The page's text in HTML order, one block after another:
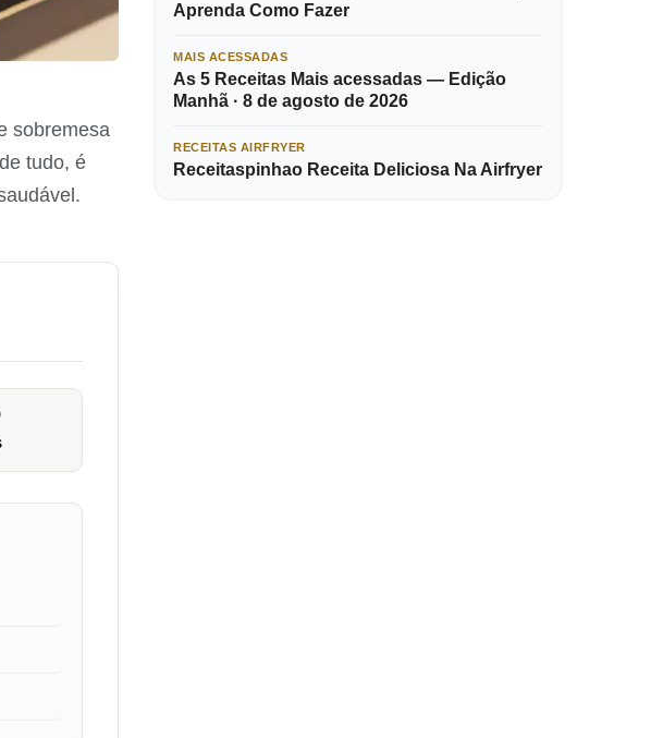
sobremesa
tudo, é
Aprenda Como Fazer
MAIS ACESSADAS
As 5 Receitas Mais acessadas — Edição
Manhã · 8 de agosto de 2026
RECEITAS AIRFRYER
Receitaspinhao Receita Deliciosa Na Airfryer